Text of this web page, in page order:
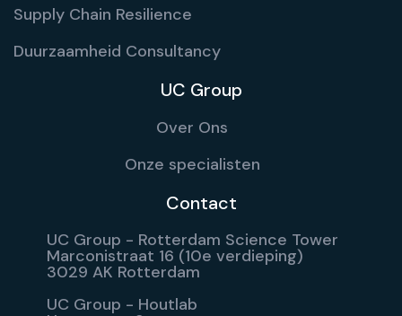
Supply Chain Resilience
Duurzaamheid Consultancy
UC Group
Over Ons
Onze specialisten
Contact
UC Group - Rotterdam Science Tower
Marconistraat 16 (10e verdieping)
3029 AK Rotterdam
UC Group - Houtlab